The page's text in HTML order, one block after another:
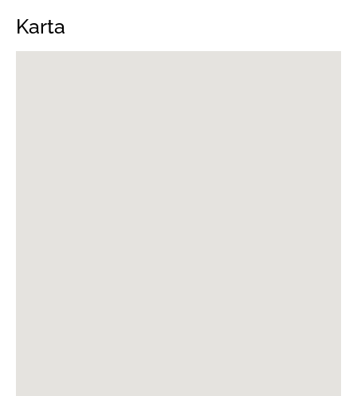
Karta